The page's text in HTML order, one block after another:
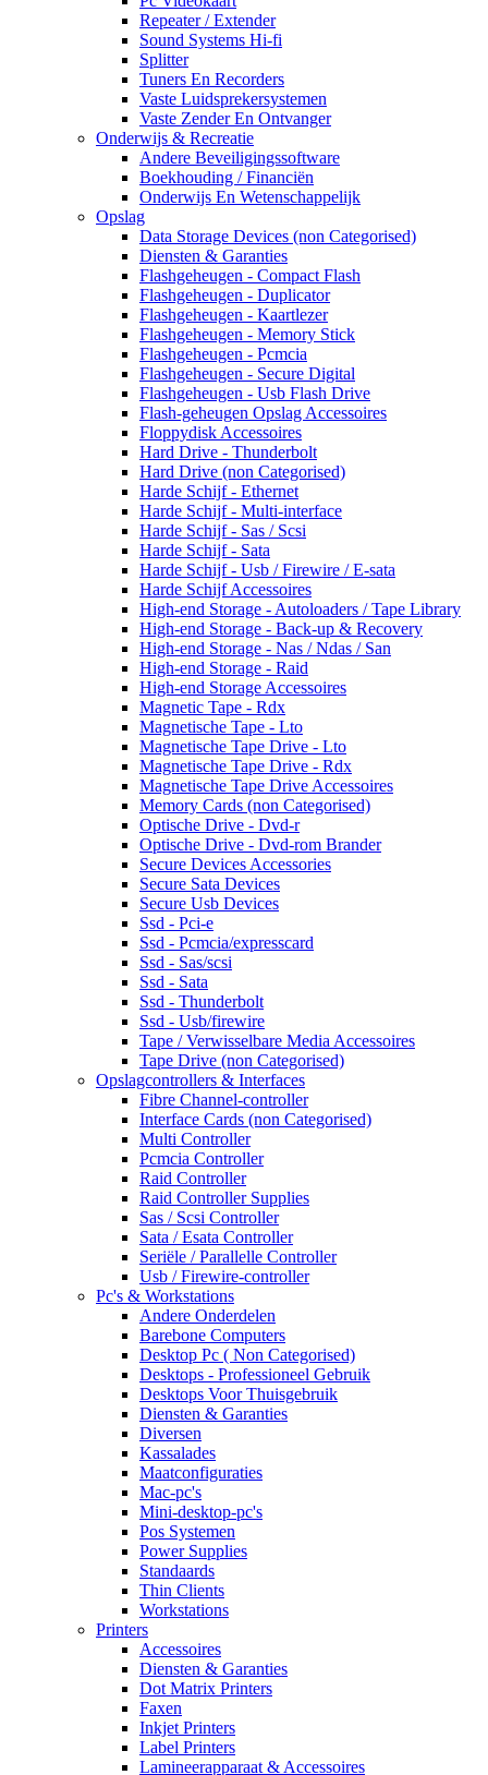
Repeater / Extender
Sound Systems Hi-fi
Splitter
Tuners En Recorders
Vaste Luidsprekersystemen
Vaste Zender En Ontvanger
Onderwijs & Recreatie
Andere Beveiligingssoftware
Boekhouding / Financiën
Onderwijs En Wetenschappelijk
Opslag
Data Storage Devices (non Categorised)
Diensten & Garanties
Flashgeheugen - Compact Flash
Flashgeheugen - Duplicator
Flashgeheugen - Kaartlezer
Flashgeheugen - Memory Stick
Flashgeheugen - Pcmcia
Flashgeheugen - Secure Digital
Flashgeheugen - Usb Flash Drive
Flash-geheugen Opslag Accessoires
Floppydisk Accessoires
Hard Drive - Thunderbolt
Hard Drive (non Categorised)
Harde Schijf - Ethernet
Harde Schijf - Multi-interface
Harde Schijf - Sas / Scsi
Harde Schijf - Sata
Harde Schijf - Usb / Firewire / E-sata
Harde Schijf Accessoires
High-end Storage - Autoloaders / Tape Library
High-end Storage - Back-up & Recovery
High-end Storage - Nas / Ndas / San
High-end Storage - Raid
High-end Storage Accessoires
Magnetic Tape - Rdx
Magnetische Tape - Lto
Magnetische Tape Drive - Lto
Magnetische Tape Drive - Rdx
Magnetische Tape Drive Accessoires
Memory Cards (non Categorised)
Optische Drive - Dvd-r
Optische Drive - Dvd-rom Brander
Secure Devices Accessories
Secure Sata Devices
Secure Usb Devices
Ssd - Pci-e
Ssd - Pcmcia/expresscard
Ssd - Sas/scsi
Ssd - Sata
Ssd - Thunderbolt
Ssd - Usb/firewire
Tape / Verwisselbare Media Accessoires
Tape Drive (non Categorised)
Opslagcontrollers & Interfaces
Fibre Channel-controller
Interface Cards (non Categorised)
Multi Controller
Pcmcia Controller
Raid Controller
Raid Controller Supplies
Sas / Scsi Controller
Sata / Esata Controller
Seriële / Parallelle Controller
Usb / Firewire-controller
Pc's & Workstations
Andere Onderdelen
Barebone Computers
Desktop Pc ( Non Categorised)
Desktops - Professioneel Gebruik
Desktops Voor Thuisgebruik
Diensten & Garanties
Diversen
Kassalades
Maatconfiguraties
Mac-pc's
Mini-desktop-pc's
Pos Systemen
Power Supplies
Standaards
Thin Clients
Workstations
Printers
Accessoires
Diensten & Garanties
Dot Matrix Printers
Faxen
Inkjet Printers
Label Printers
Lamineerapparaat & Accessoires